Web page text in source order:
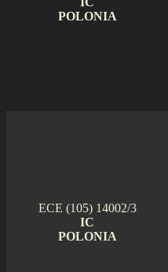
POLONIA
ECE (105) 14002/3
IC
POLONIA